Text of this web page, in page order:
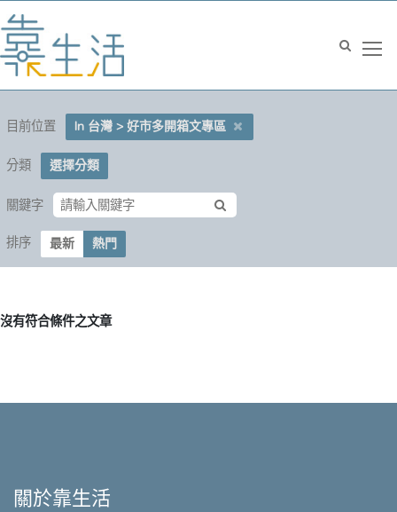
目前位置 In 台灣 > 好市多開箱文專區
分類 選擇分類
關鍵字
排序 最新 熱門
沒有符合條件之文章
關於靠生活